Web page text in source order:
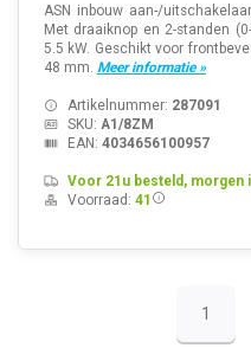
ASN inbouw aan-/
Met draaiknop en 2-standen
5.5 kW. Geschikt voor
48 mm. Meer informatie »
Artikelnummer: 287091
SKU: A1/8ZM
EAN: 4034656100957
Voor 21u besteld, morgen
Voorraad: 41
1